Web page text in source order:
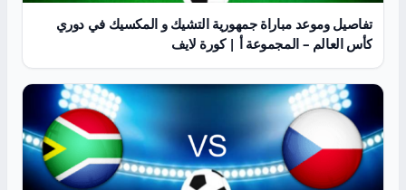
تفاصيل وموعد مباراة جمهورية التشيك و المكسيك في دوري
كأس العالم – المجموعة أ | كورة لايف